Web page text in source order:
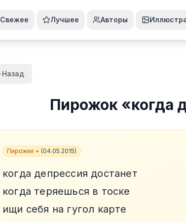
Свежее Лучшее Авторы
Назад
Пирожок«когда
Пирожки + (04.05.2015)
когда депрессия достанет
когда теряешься в тоске
ищи себя на гугол карте